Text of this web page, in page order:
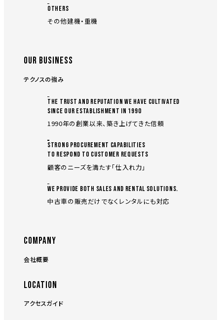
OTHERS
その他建機・重機
OUR BUSINESS
テクノスの強み
THE TRUST AND REPUTATION WE HAVE CULTIVATED
SINCE OUR ESTABLISHMENT IN 1990
1990年の創業以来、築き上げてきた信頼
STRONG PROCUREMENT CAPABILITIES
TO RESPOND TO CUSTOMER REQUESTS
顧客のニーズを満たす「仕入れ力」
WE PROVIDE BOTH SALES AND RENTAL SOLUTIONS.
中古車の販売だけでなくレンタルにも対応
COMPANY
会社概要
LOCATION
アクセスガイド